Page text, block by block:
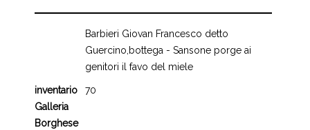
Barbieri Giovan Francesco detto
Guercino,bottega - Sansone porge ai
genitori il favo del miele
inventario
Galleria
Borghese
70